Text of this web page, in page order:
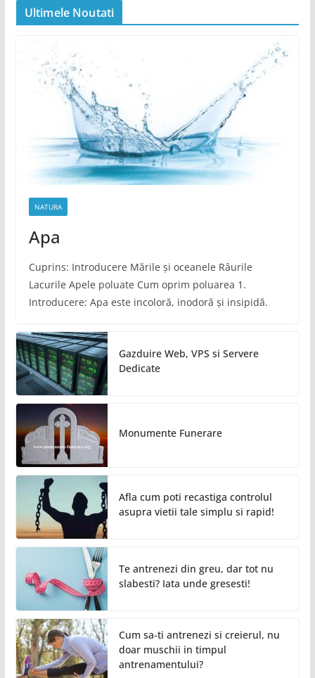
Ultimele Noutati
NATURA
Apa
Cuprins: Introducere Mările și oceanele Râurile
Lacurile Apele poluate Cum oprim poluarea 1.
Introducere: Apa este incoloră, inodoră și insipidă.
Gazduire Web, VPS si Servere
Dedicate
Monumente Funerare
Afla cum poti recastiga controlul
asupra vietii tale simplu si rapid!
Te antrenezi din greu, dar tot nu
slabesti? Iata unde gresesti!
Cum sa-ti antrenezi si creierul, nu
doar muschii in timpul
antrenamentului?